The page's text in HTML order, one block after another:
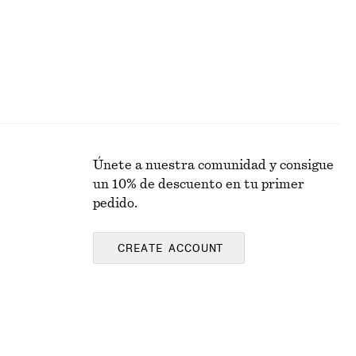
Únete a nuestra comunidad y consigue
un 10% de descuento en tu primer
pedido.
CREATE ACCOUNT